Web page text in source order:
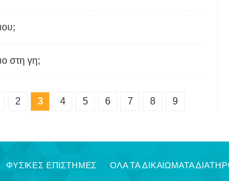
στη γη;
2 3 4 5 6 7 8 9
ΦΥΣΙΚΈΣ ΕΠΙΣΤΉΜΕΣ ΟΛΑ ΤΑ ΔΙΚΑΙΩΜΑΤΑ